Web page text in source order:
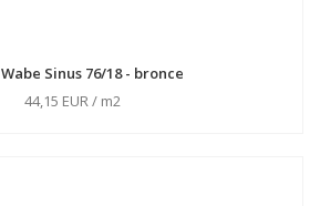
Sinus 76/18 - bronce
44,15 EUR / m2